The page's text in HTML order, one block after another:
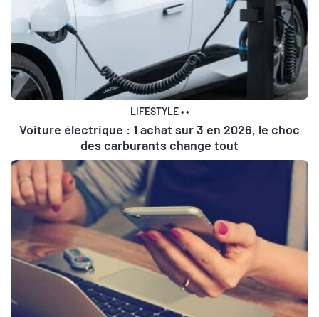
LIFESTYLE••
Voiture électrique : 1 achat sur 3 en 2026, le choc
des carburants change tout